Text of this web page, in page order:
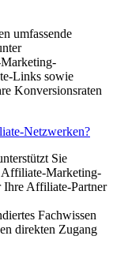
umfassende
Links sowie
Konversionsraten
Netzwerken?
Sie
Affiliate-Marketing-
Ihre Affiliate-Partner
Fachwissen
direkten Zugang